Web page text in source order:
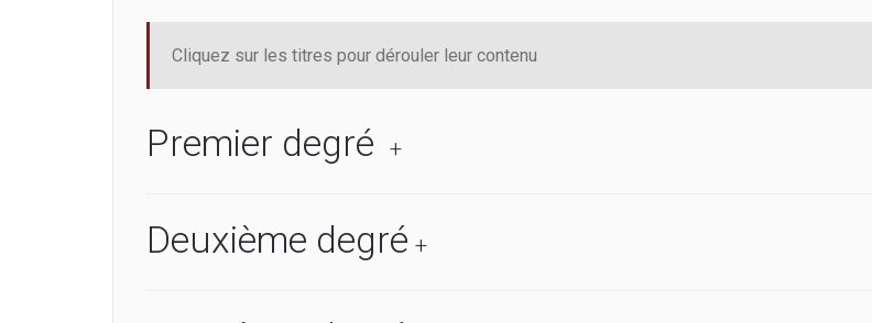
Cliquez sur les titres pour dérouler leur contenu
Premier degré +
Deuxième degré +